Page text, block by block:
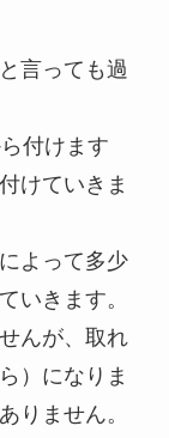
言っても過
付けます
けていきま
よって多少
いきます。
んが、取れ
）になりま
りません。